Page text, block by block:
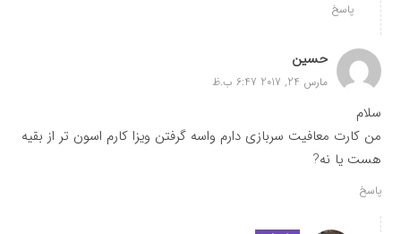
پاسخ
حسین
مارس 24, 2017 6:47 ب.ظ
سلام
من کارت معافیت سربازی دارم واسه گرفتن ویزا کارم اسون تر از بقیه
هست یا نه?
پاسخ